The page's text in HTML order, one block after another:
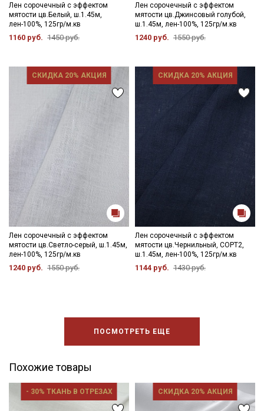
Лен сорочечный с эффектом
мятости цв.Белый, ш.1.45м,
лен-100%, 125гр/м.кв
1160 руб. 1450 руб.
Лен сорочечный с эффектом
мятости цв.Джинсовый голубой,
ш.1.45м, лен-100%, 125гр/м.кв
1240 руб. 1550 руб.
СКИДКА 20% АКЦИЯ
Лен сорочечный с эффектом
мятости цв.Светло-серый, ш.1.45м,
лен-100%, 125гр/м.кв
1240 руб. 1550 руб.
СКИДКА 20% АКЦИЯ
Лен сорочечный с эффектом
мятости цв.Чернильный, СОРТ2,
ш.1.45м, лен-100%, 125гр/м.кв
1144 руб. 1430 руб.
ПОСМОТРЕТЬ ЕЩЕ
Похожие товары
- 30% ТКАНЬ В ОТРЕЗАХ СКИДКА 20% АКЦИЯ